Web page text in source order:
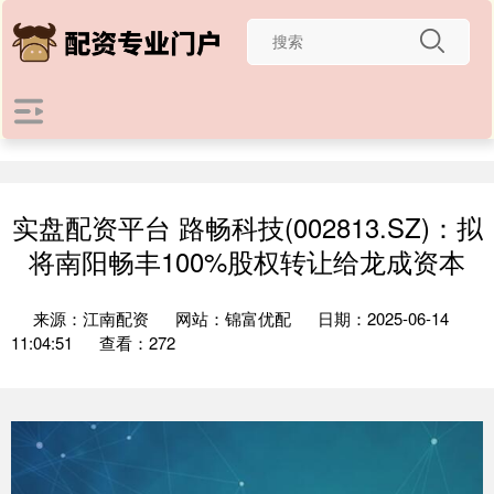
实盘配资平台 路畅科技(002813.SZ)：拟
将南阳畅丰100%股权转让给龙成资本
来源：江南配资 网站：锦富优配
日期：2025-06-14
11:04:51
查看：272